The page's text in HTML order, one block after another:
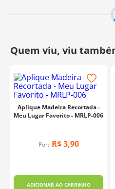
Aplique Madeira Recortada -
Meu Lugar Favorito - MRLP-006
Por: R$ 3,90
ADICIONAR AO CARRINHO